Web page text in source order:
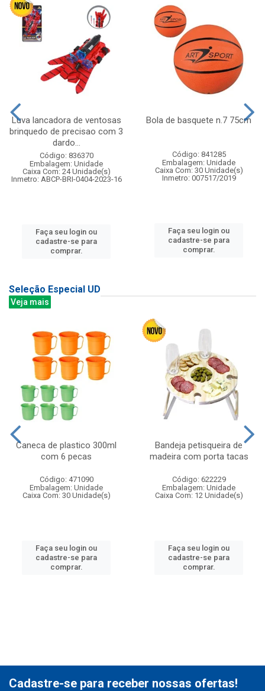
Luva lancadora de ventosas
brinquedo de precisao com 3
dardo...
Código: 836370
Embalagem: Unidade
Caixa Com: 24 Unidade(s)
Inmetro: ABCP-BRI-0404-2023-16
Faça seu login ou
cadastre-se para
comprar.
Bola de basquete n.7 75cm
Código: 841285
Embalagem: Unidade
Caixa Com: 30 Unidade(s)
Inmetro: 007517/2019
Faça seu login ou
cadastre-se para
comprar.
Seleção Especial UD
Veja mais
Caneca de plastico 300ml
com 6 pecas
Código: 471090
Embalagem: Unidade
Caixa Com: 30 Unidade(s)
Faça seu login ou
cadastre-se para
comprar.
Bandeja petisqueira de
madeira com porta tacas
Código: 622229
Embalagem: Unidade
Caixa Com: 12 Unidade(s)
Faça seu login ou
cadastre-se para
comprar.
Cadastre-se para receber nossas ofertas!